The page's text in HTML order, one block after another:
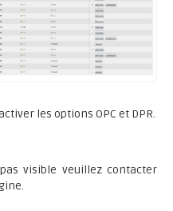
les options OPC et DPR.
visible veuillez contacter